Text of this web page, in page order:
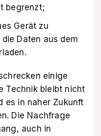
begrenzt;
Gerät zu
Daten aus dem
einige
Technik bleibt nicht
es in naher Zukunft
Die Nachfrage
auch in